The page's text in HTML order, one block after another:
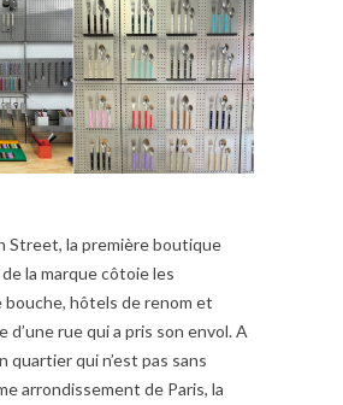
Street, la première boutique
la marque côtoie les
bouche, hôtels de renom et
d’une rue qui a pris son envol. A
quartier qui n’est pas sans
arrondissement de Paris, la